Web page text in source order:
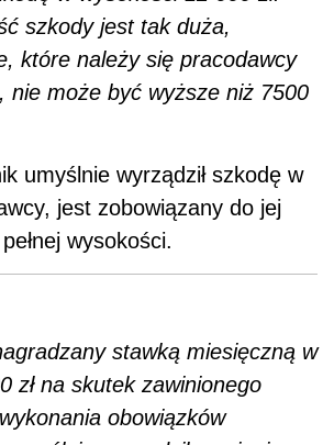
szkody jest tak duża,
które należy się pracodawcy
nie może być wyższe niż 7500
umyślnie wyrządził szkodę w
jest zobowiązany do jej
wysokości.
stawką miesięczną w
zł na skutek zawinionego
obowiązków